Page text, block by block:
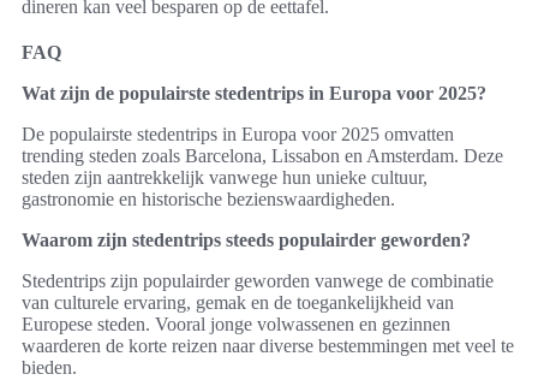
dineren kan veel besparen op de eettafel.
FAQ
Wat zijn de populairste stedentrips in Europa voor 2025?
De populairste stedentrips in Europa voor 2025 omvatten
trending steden zoals Barcelona, Lissabon en Amsterdam. Deze
steden zijn aantrekkelijk vanwege hun unieke cultuur,
gastronomie en historische bezienswaardigheden.
Waarom zijn stedentrips steeds populairder geworden?
Stedentrips zijn populairder geworden vanwege de combinatie
van culturele ervaring, gemak en de toegankelijkheid van
Europese steden. Vooral jonge volwassenen en gezinnen
waarderen de korte reizen naar diverse bestemmingen met veel te
bieden.